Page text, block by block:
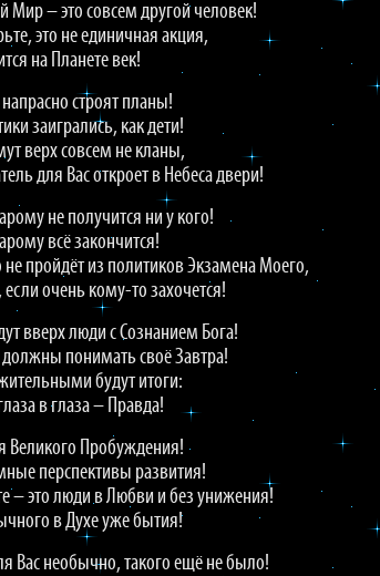
Мир – это совсем другой человек!
это не единичная акция,
на Планете век!
строят планы!
заигрались, как дети!
верх совсем не кланы,
для Вас откроет в Небеса двери!
не получится ни у кого!
всё закончится!
не пройдёт из политиков Экзамена Моего,
очень кому-то захочется!
вверх люди с Сознанием Бога!
понимать своё Завтра!
будут итоги:
в глаза – Правда!
Великого Пробуждения!
перспективы развития!
– это люди в Любви и без унижения!
в Духе уже бытия!
Вас необычно, такого ещё не было!